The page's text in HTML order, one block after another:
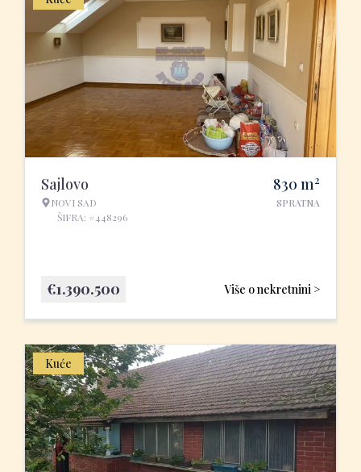
Sajlovo
NOVI SAD
ŠIFRA: #448296
830 m2
SPRATNA
Više o nekretnini >
€1.390.500
Kuće